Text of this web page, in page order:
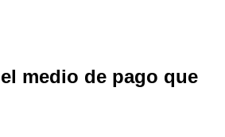
medio de pago que